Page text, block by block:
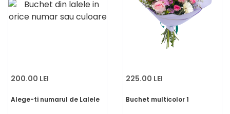
200.00 LEI
Alege-ti numarul de Lalele
225.00 LEI
Buchet multicolor 1